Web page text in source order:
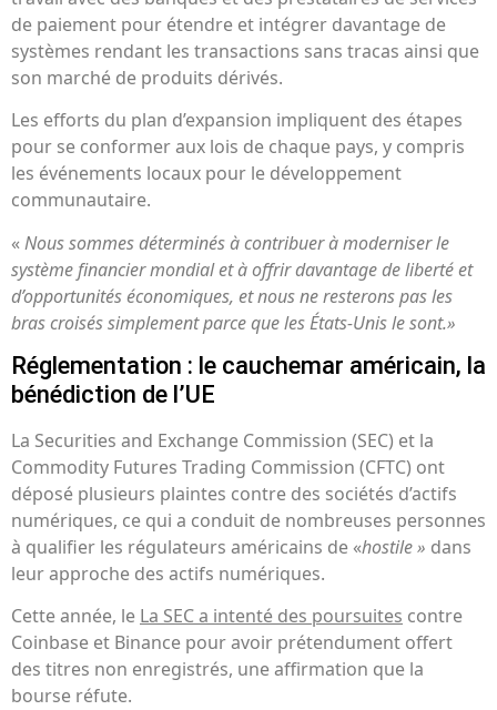
de paiement pour étendre et intégrer davantage de
systèmes rendant les transactions sans tracas ainsi que
son marché de produits dérivés.
Les efforts du plan d’expansion impliquent des étapes
pour se conformer aux lois de chaque pays, y compris
les événements locaux pour le développement
communautaire.
«Nous sommes déterminés à contribuer à moderniser le
système financier mondial et à offrir davantage de liberté et
d’opportunités économiques, et nous ne resterons pas les
bras croisés simplement parce que les États-Unis le sont.»
Réglementation : le cauchemar américain, la
bénédiction de l’UE
La Securities and Exchange Commission (SEC) et la
Commodity Futures Trading Commission (CFTC) ont
déposé plusieurs plaintes contre des sociétés d’actifs
numériques, ce qui a conduit de nombreuses personnes
à qualifier les régulateurs américains de «hostile » dans
leur approche des actifs numériques.
Cette année, le La SEC a intenté des poursuites contre
Coinbase et Binance pour avoir prétendument offert
des titres non enregistrés, une affirmation que la
bourse réfute.